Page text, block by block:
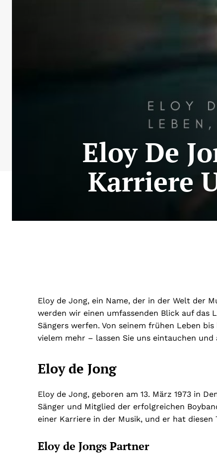
Eloy De
Karriere
Eloy de Jong, ein Name, der in der Welt der
werden wir einen umfassenden Blick auf das
Sängers werfen. Von seinem frühen Leben
vielem mehr – lassen Sie uns eintauchen
Eloy de Jong
Eloy de Jong, geboren am 13. März 1973 in
Sänger und Mitglied der erfolgreichen
einer Karriere in der Musik, und er hat
Eloy de Jongs Partner